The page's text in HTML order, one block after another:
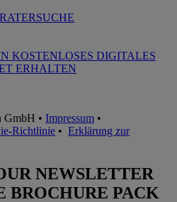
KOSTENLOSES DIGITALES
ERHALTEN
• Impressum •
Richtlinie • Erklärung zur
NEWSLETTER
BROCHURE PACK